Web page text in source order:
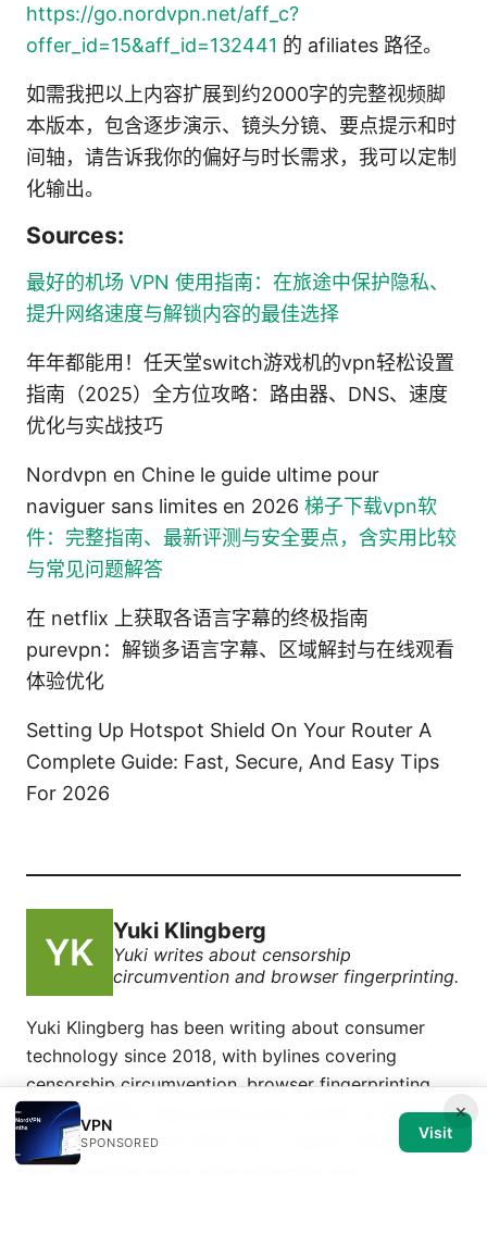
https://go.nordvpn.net/aff_c?
offer_id=15&aff_id=132441 的 afiliates 路径。
如需我把以上内容扩展到约2000字的完整视频脚
本版本，包含逐步演示、镜头分镜、要点提示和时
间轴，请告诉我你的偏好与时长需求，我可以定制
化输出。
Sources:
最好的机场 VPN 使用指南：在旅途中保护隐私、
提升网络速度与解锁内容的最佳选择
年年都能用！任天堂switch游戏机的vpn轻松设置
指南（2025）全方位攻略：路由器、DNS、速度
优化与实战技巧
Nordvpn en Chine le guide ultime pour
naviguer sans limites en 2026 梯子下载vpn软
件：完整指南、最新评测与安全要点，含实用比较
与常见问题解答
在 netflix 上获取各语言字幕的终极指南
purevpn：解锁多语言字幕、区域解封与在线观看
体验优化
Setting Up Hotspot Shield On Your Router A
Complete Guide: Fast, Secure, And Easy Tips
For 2026
Yuki Klingberg
Yuki writes about censorship
circumvention and browser fingerprinting.
Yuki Klingberg has been writing about consumer
technology since 2018, with bylines covering
censorship circumvention, browser fingerprinting,
and OpenVPN. Approaches each review by setting
up the product the same way a typical reader would
and recording every snag along the way.
×
VPN
SPONSORED
Visit